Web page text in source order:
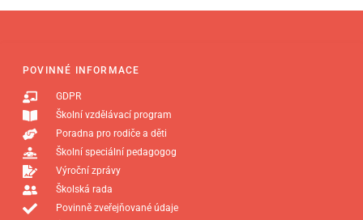
POVINNÉ INFORMACE
GDPR
Školní vzdělávací program
Poradna pro rodiče a děti
Školní speciální pedagogog
Výroční zprávy
Školská rada
Povinně zveřejňované údaje